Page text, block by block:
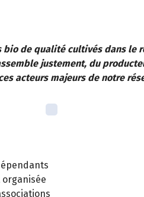
de qualité cultivés dans le
justement, du
acteurs majeurs de notre